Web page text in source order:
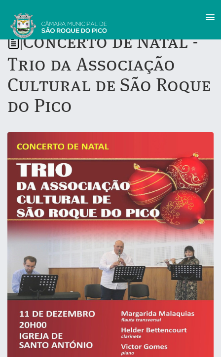
Concerto de Natal -
Trio da Associação
Cultural de São Roque
do Pico